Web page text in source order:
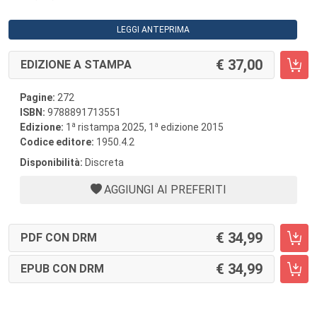
LEGGI ANTEPRIMA
EDIZIONE A STAMPA 37,00
Pagine: 272
ISBN: 9788891713551
Edizione: 1 a ristampa 2025, 1 a edizione 2015
Codice editore: 1950.4.2
Disponibilità: Discreta
AGGIUNGI AI PREFERITI
PDF CON DRM 34,99
EPUB CON DRM 34,99